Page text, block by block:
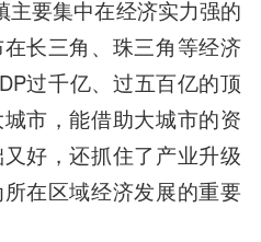
主要集中在经济实力强的
长三角、珠三角等经济
过千亿、过五百亿的顶
市，能借助大城市的资
好，还抓住了产业升级
在区域经济发展的重要